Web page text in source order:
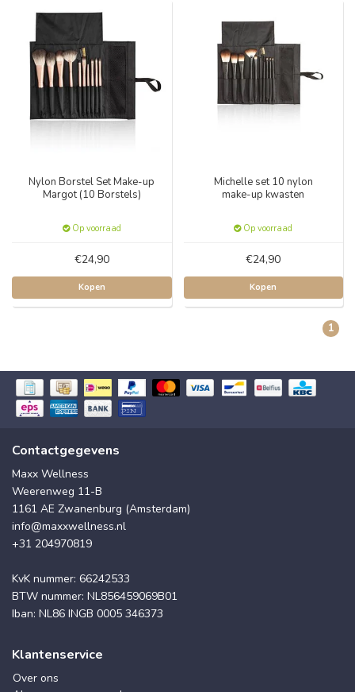
Nylon Borstel Set Make-up
Margot (10 Borstels)
Op voorraad
€24,90
Kopen
Michelle set 10 nylon
make-up kwasten
Op voorraad
€24,90
Kopen
1
Contactgegevens
Maxx Wellness
Weerenweg 11-B
1161 AE Zwanenburg (Amsterdam)
info@maxxwellness.nl
+31 204970819
KvK nummer: 66242533
BTW nummer: NL856459069B01
Iban: NL86 INGB 0005 346373
Klantenservice
Over ons